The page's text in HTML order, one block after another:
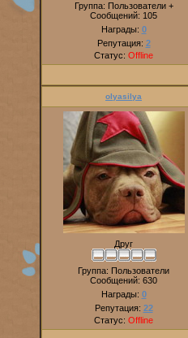
Группа: Пользователи +
Сообщений: 105
Награды: 0
Репутация: 2
Статус: Offline
olyasilya
Друг
Группа: Пользователи
Сообщений: 630
Награды: 0
Репутация: 22
Статус: Offline